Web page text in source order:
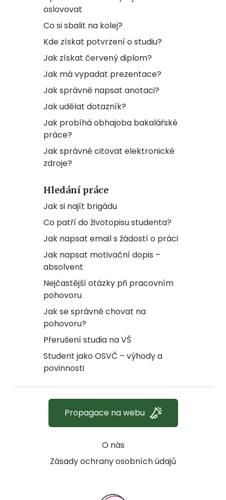
oslovovat
Co si sbalit na kolej?
Kde získat potvrzení o studiu?
Jak získat červený diplom?
Jak má vypadat prezentace?
Jak správně napsat anotaci?
Jak udělat dotazník?
Jak probíhá obhajoba bakalářské
práce?
Jak správně citovat elektronické
zdroje?
Hledání práce
Jak si najít brigádu
Co patří do životopisu studenta?
Jak napsat email s žádostí o práci
Jak napsat motivační dopis –
absolvent
Nejčastější otázky při pracovním
pohovoru
Jak se správně chovat na
pohovoru?
Přerušení studia na VŠ
Student jako OSVČ – výhody a
povinnosti
O nás
Zásady ochrany osobních údajů
Propagace na webu